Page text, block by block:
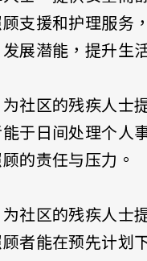
支援和护理服务
展潜能，提升生
社区的残疾人士
于日间处理个人
的责任与压力。
社区的残疾人士
者能在预先计划